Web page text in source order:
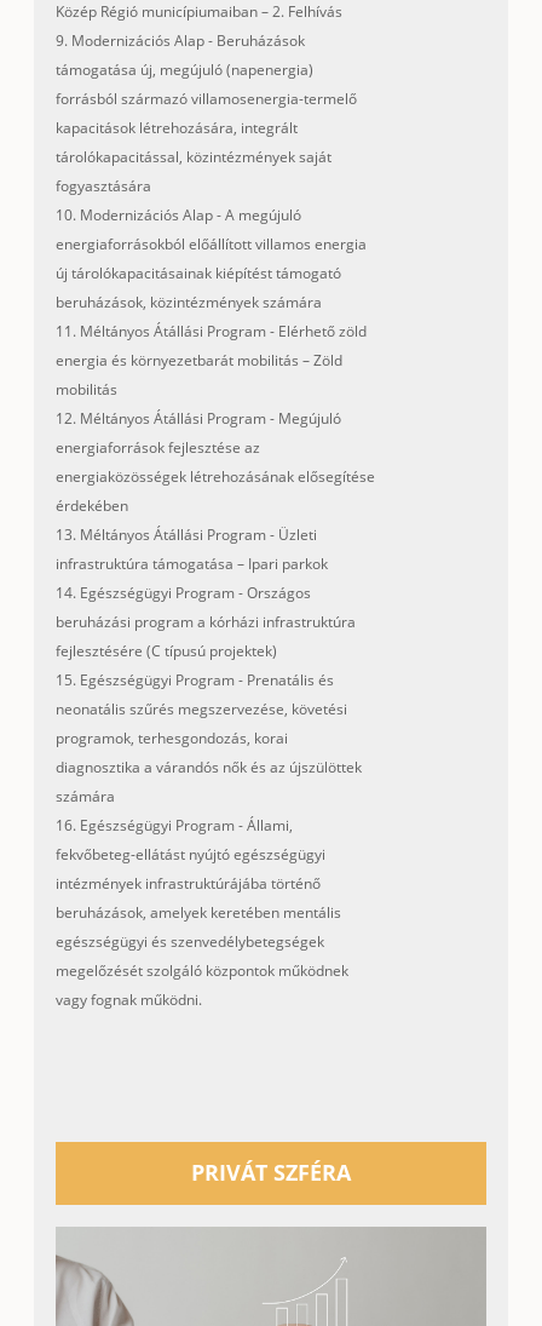
Közép Régió municípiumaiban – 2. Felhívás
9. Modernizációs Alap - Beruházások
támogatása új, megújuló (napenergia)
forrásból származó villamosenergia-termelő
kapacitások létrehozására, integrált
tárolókapacitással, közintézmények saját
fogyasztására
10. Modernizációs Alap - A megújuló
energiaforrásokból előállított villamos energia
új tárolókapacitásainak kiépítést támogató
beruházások, közintézmények számára
11. Méltányos Átállási Program - Elérhető zöld
energia és környezetbarát mobilitás – Zöld
mobilitás
12. Méltányos Átállási Program - Megújuló
energiaforrások fejlesztése az
energiaközösségek létrehozásának elősegítése
érdekében
13. Méltányos Átállási Program - Üzleti
infrastruktúra támogatása – Ipari parkok
14. Egészségügyi Program - Országos
beruházási program a kórházi infrastruktúra
fejlesztésére (C típusú projektek)
15. Egészségügyi Program - Prenatális és
neonatális szűrés megszervezése, követési
programok, terhesgondozás, korai
diagnosztika a várandós nők és az újszülöttek
számára
16. Egészségügyi Program - Állami,
fekvőbeteg-ellátást nyújtó egészségügyi
intézmények infrastruktúrájába történő
beruházások, amelyek keretében mentális
egészségügyi és szenvedélybetegségek
megelőzését szolgáló központok működnek
vagy fognak működni.
PRIVÁT SZFÉRA